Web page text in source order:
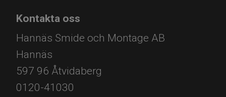
Kontakta oss
Hannäs Smide och Montage AB
Hannäs
597 96 Åtvidaberg
0120-41030